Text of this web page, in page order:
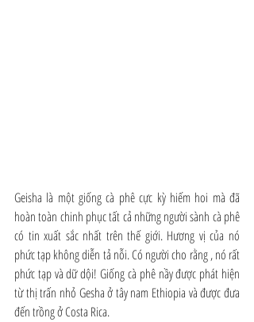
Geisha là một giống cà phê cực kỳ hiếm hoi mà đã
hoàn toàn chinh phục tất cả những người sành cà phê
có tin xuất sắc nhất trên thế giới. Hương vị của nó
phức tạp không diễn tả nỗi. Có người cho rằng , nó rất
phức tạp và dữ dội! Giống cà phê nầy được phát hiện
từ thị trấn nhỏ Gesha ở tây nam Ethiopia và được đưa
đến trồng ở Costa Rica.